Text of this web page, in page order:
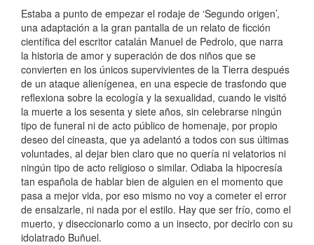
Estaba a punto de empezar el rodaje de ‘Segundo origen’,
una adaptación a la gran pantalla de un relato de ficción
científica del escritor catalán Manuel de Pedrolo, que narra
la historia de amor y superación de dos niños que se
convierten en los únicos supervivientes de la Tierra después
de un ataque alienígenea, en una especie de trasfondo que
reflexiona sobre la ecología y la sexualidad, cuando le visitó
la muerte a los sesenta y siete años, sin celebrarse ningún
tipo de funeral ni de acto público de homenaje, por propio
deseo del cineasta, que ya adelantó a todos con sus últimas
voluntades, al dejar bien claro que no quería ni velatorios ni
ningún tipo de acto religioso o similar. Odiaba la hipocresía
tan española de hablar bien de alguien en el momento que
pasa a mejor vida, por eso mismo no voy a cometer el error
de ensalzarle, ni nada por el estilo. Hay que ser frío, como el
muerto, y diseccionarlo como a un insecto, por decirlo con su
idolatrado Buñuel.